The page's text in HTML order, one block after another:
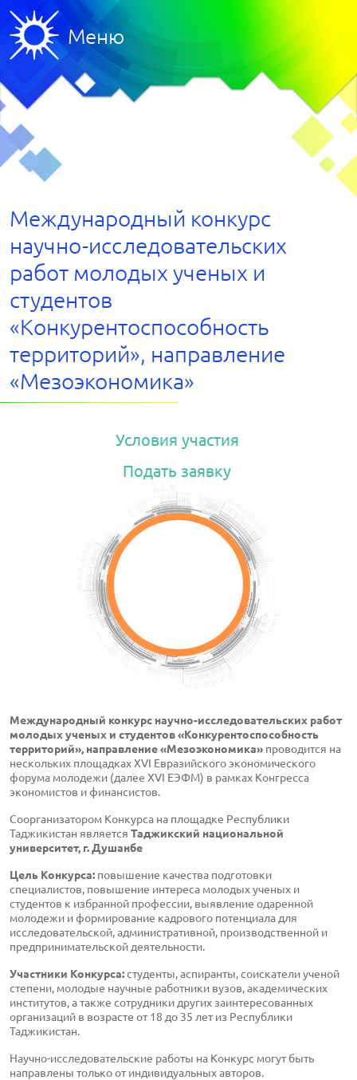
Меню
Международный конкурс
научно-исследовательских
работ молодых ученых и
студентов
«Конкурентоспособность
территорий», направление
«Мезоэкономика»
Условия участия
Подать заявку
Международный конкурс научно-исследовательских работ
молодых ученых и студентов «Конкурентоспособность
территорий», направление «Мезоэкономика» проводится на
нескольких площадках XVI Евразийского экономического
форума молодежи (далее XVI ЕЭФМ) в рамках Конгресса
экономистов и финансистов.
Соорганизатором Конкурса на площадке Республики
Таджикистан является Таджикский национальной
университет, г. Душанбе
Цель Конкурса: повышение качества подготовки
специалистов, повышение интереса молодых ученых и
студентов к избранной профессии, выявление одаренной
молодежи и формирование кадрового потенциала для
исследовательской, административной, производственной и
предпринимательской деятельности.
Участники Конкурса:студенты, аспиранты, соискатели ученой
степени, молодые научные работники вузов, академических
институтов, а также сотрудники других заинтересованных
организаций в возрасте от 18 до 35 лет из Республики
Таджикистан.
Научно-исследовательские работы на Конкурс могут быть
направлены только от индивидуальных авторов.